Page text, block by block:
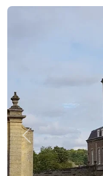
Previous